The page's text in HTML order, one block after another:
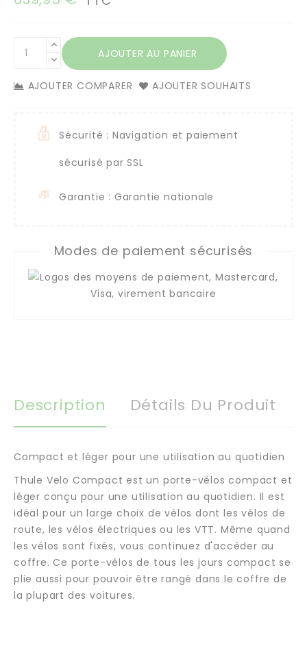
AJOUTER AU PANIER
AJOUTER COMPARER AJOUTER SOUHAITS
Sécurité : Navigation et paiement
sécurisé par SSL
Garantie : Garantie nationale
Modes de paiement sécurisés
Description Détails Du Produit
Compact et léger pour une utilisation au quotidien
Thule Velo Compact est un porte-vélos compact et
léger conçu pour une utilisation au quotidien. Il est
idéal pour un large choix de vélos dont les vélos de
route, les vélos électriques ou les VTT. Même quand
les vélos sont fixés, vous continuez d'accéder au
coffre. Ce porte-vélos de tous les jours compact se
plie aussi pour pouvoir être rangé dans le coffre de
la plupart des voitures.